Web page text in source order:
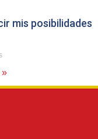
mis posibilidades
»